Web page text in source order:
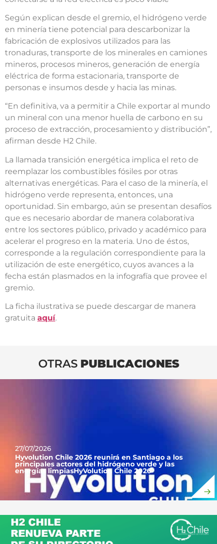
Según explican desde el gremio, el hidrógeno verde
en minería tiene potencial para descarbonizar la
fabricación de explosivos utilizados para las
tronaduras, transporte de los minerales en camiones
mineros, procesos mineros, generación de energía
eléctrica de forma estacionaria, transporte de
personas e insumos desde y hacia las minas.
“En definitiva, va a permitir a Chile exportar al mundo
un mineral con una menor huella de carbono en su
proceso de extracción, procesamiento y distribución”,
afirman desde H2 Chile.
La llamada transición energética implica el reto de
reemplazar los combustibles fósiles por otras
alternativas energéticas. Para el caso de la minería, el
hidrógeno verde representa, entonces, una
oportunidad. Sin embargo, aún se presentan desafíos
que es necesario abordar de manera colaborativa
entre los sectores público, privado y académico para
acelerar el progreso en la materia. Uno de éstos,
corresponde a la regulación correspondiente para la
utilización de este energético, cuyos avances a la
fecha están plasmados en la infografía que provee el
gremio.
La ficha ilustrativa se puede descargar de manera
gratuita aquí.
OTRAS PUBLICACIONES
27/07/2026
Hyvolution Chile 2026 reunirá en Santiago a los
principales actores del hidrógeno verde y las
energías limpiasHyVolution Chile 2026